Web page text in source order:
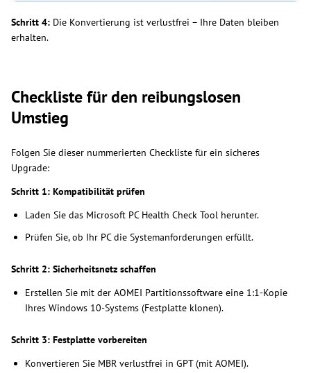
Schritt 4: Die Konvertierung ist verlustfrei – Ihre Daten bleiben
erhalten.
Checkliste für den reibungslosen
Umstieg
Folgen Sie dieser nummerierten Checkliste für ein sicheres
Upgrade:
Schritt 1: Kompatibilität prüfen
Laden Sie das Microsoft PC Health Check Tool herunter.
Prüfen Sie, ob Ihr PC die Systemanforderungen erfüllt.
Schritt 2: Sicherheitsnetz schaffen
Erstellen Sie mit der AOMEI Partitionssoftware eine 1:1-Kopie
Ihres Windows 10-Systems (Festplatte klonen).
Schritt 3: Festplatte vorbereiten
Konvertieren Sie MBR verlustfrei in GPT (mit AOMEI).